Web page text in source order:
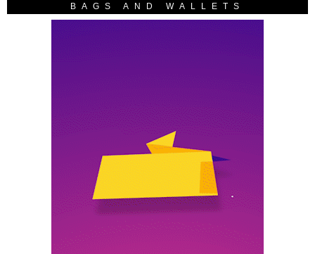
BAGS AND WALLETS